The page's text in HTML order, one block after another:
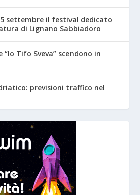
settembre il festival dedicato
di Lignano Sabbiadoro
Tifo Sveva” scendono in
previsioni traffico nel